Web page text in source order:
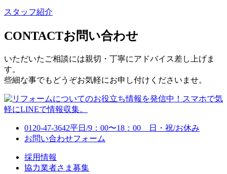
スタッフ紹介
CONTACTお問い合わせ
いただいたご相談には親切・丁寧にアドバイス差し上げま
す。
些細な事でもどうぞお気軽にお申し付けくださいませ。
0120-47-3642平日/9：00〜18：00 日・祝/お休み
お問い合わせフォーム
採用情報
協力業者さま募集